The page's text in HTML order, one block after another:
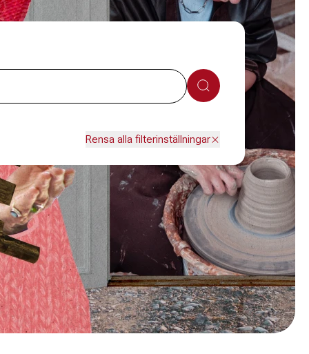
Sök
Rensa alla filterinställningar